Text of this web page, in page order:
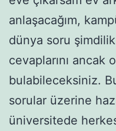
anlaşacağım,
dünya soru
cevaplarını ancak
bulabileceksiniz.
sorular üzerine
üniversitede